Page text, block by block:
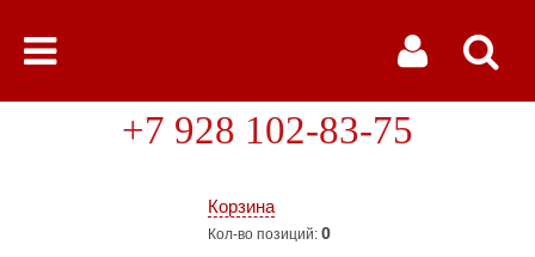
Корзина
Кол-во позиций: 0
+7 928 102-83-75